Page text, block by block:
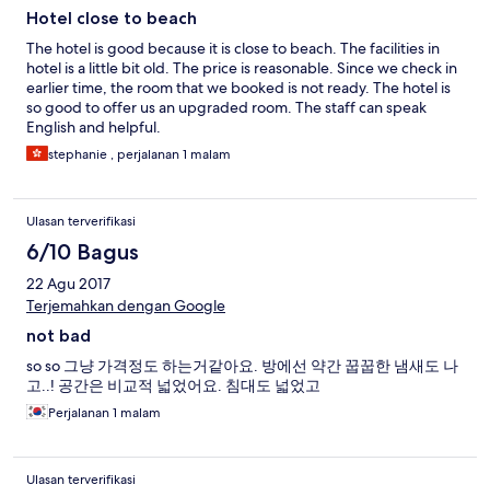
Hotel close to beach
The hotel is good because it is close to beach. The facilities in
hotel is a little bit old. The price is reasonable. Since we check in
earlier time, the room that we booked is not ready. The hotel is
so good to offer us an upgraded room. The staff can speak
English and helpful.
stephanie , perjalanan 1 malam
Ulasan terverifikasi
6/10 Bagus
22 Agu 2017
Terjemahkan dengan Google
not bad
so so 그냥 가격정도 하는거같아요. 방에선 약간 꿉꿉한 냄새도 나
고..! 공간은 비교적 넓었어요. 침대도 넓었고
Perjalanan 1 malam
Ulasan terverifikasi